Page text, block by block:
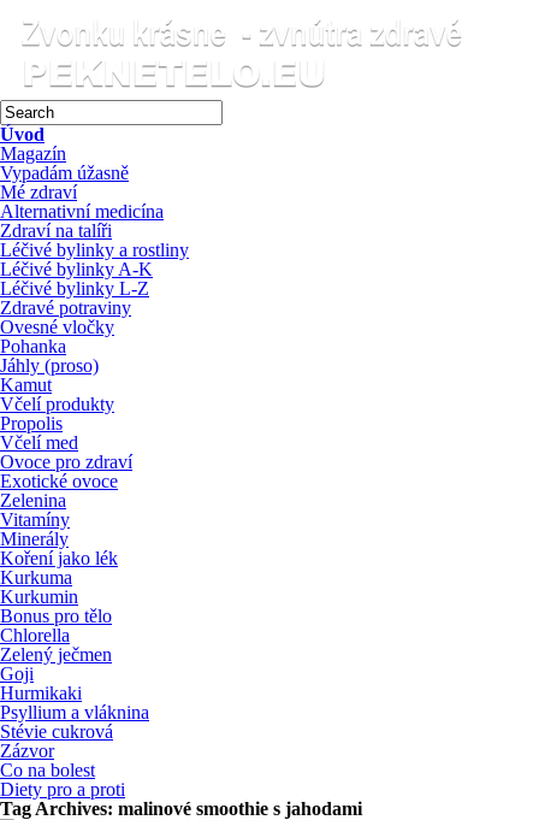
Úvod
Magazín
Vypadám úžasně
Mé zdraví
Alternativní medicína
Zdraví na talíři
Léčivé bylinky a rostliny
Léčivé bylinky A-K
Léčivé bylinky L-Z
Zdravé potraviny
Ovesné vločky
Pohanka
Jáhly (proso)
Kamut
Včelí produkty
Propolis
Včelí med
Ovoce pro zdraví
Exotické ovoce
Zelenina
Vitamíny
Minerály
Koření jako lék
Kurkuma
Kurkumin
Bonus pro tělo
Chlorella
Zelený ječmen
Goji
Hurmikaki
Psyllium a vláknina
Stévie cukrová
Zázvor
Co na bolest
Diety pro a proti
Tag Archives: malinové smoothie s jahodami